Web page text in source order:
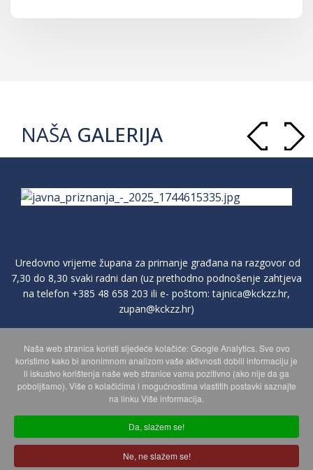
NAŠA GALERIJA
Uredovno vrijeme župana za primanje građana na razgovor od
7,30 do 8,30 svaki radni dan (uz prethodno podnošenje zahtjeva
na telefon +385 48 658 203 ili e- poštom:tajnica@kckzz.hr,
zupan@kckzz.hr)
POLITIKA ZAŠTITE PRIVATNOSTI OSOBNIH PODATAKA
MAPA WEBA
Copyright © 2026 Koprivničko - križevačka županija. Sva prava
zadržana.
Naša web stranica koristi sljedeće kolačiće: Google Analytics. Sve ovo
koristimo kako bi anonimnom analizom vaše aktivnosti dobili informaciju je
li iskustvo korištenja naše web stranice vama pozitivno (ako nije da ga
poboljšamo). Više o kolačićima i mogućnostima vlastitih postavki saznajte
na linku Više informacija.
Da, slažem se!
Ne, ne slažem se!